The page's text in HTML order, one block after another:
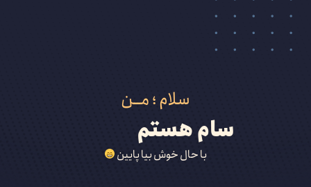
سلام ؛ مــن
سام هستم
با حال خوش بیا پایین